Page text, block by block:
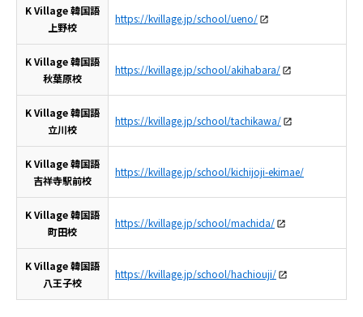
K Village 韓国語
上野校
https://kvillage.jp/school/ueno/
K Village 韓国語
秋葉原校
https://kvillage.jp/school/akihabara/
K Village 韓国語
立川校
https://kvillage.jp/school/tachikawa/
K Village 韓国語
吉祥寺駅前校
https://kvillage.jp/school/kichijoji-ekimae/
K Village 韓国語
町田校
https://kvillage.jp/school/machida/
K Village 韓国語
八王子校
https://kvillage.jp/school/hachiouji/